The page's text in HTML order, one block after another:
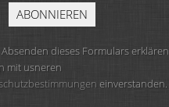
dieses Formulars erklären
mit usneren
einverstanden.